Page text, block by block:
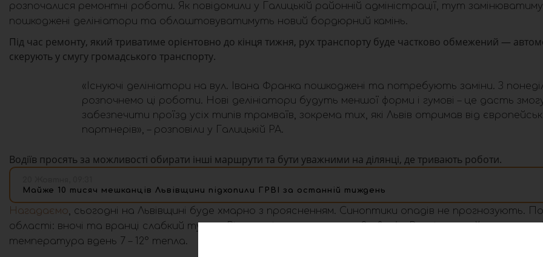
розпочалися ремонтні роботи. Як повідомили у Галицькій районній адміністрації, тут
пошкоджені делініатори та облаштовуватимуть новий бордюрний камінь.
Під час ремонту, який триватиме орієнтовно до кінця тижня, рух транспорту буде частково обмежений —
скерують у смугу громадського транспорту.
«Існуючі делініатори на вул. Івана Франка пошкоджені та потребують заміни. З
розпочнемо ці роботи. Нові делініатори будуть меншої форми і гумові – це дасть
забезпечити проїзд усіх типів трамваїв, зокрема тих, які Львів отримав від
партнерів», – розповіли у Галицькій РА.
Водіїв просять за можливості обирати інші маршрути та бути уважними на ділянці, де тривають роботи.
Майже 10 тисяч мешканців Львівщини підхопили ГРВІ за останній тиждень
Нагадаємо, сьогодні на Львівщині буде хмарно з проясненням. Синоптики опадів не прогнозують. По
області: вночі та вранці слабкий туман. Вітер змінного напрямку, 3 – 8 м/с. Вночі сильний заморозок
температура вдень 7 – 12° тепла.